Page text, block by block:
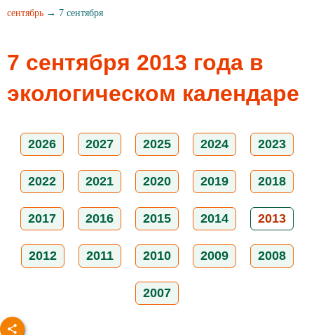
сентябрь → 7 сентября
7 сентября 2013 года в
экологическом календаре
2026 2027 2025 2024 2023
2022 2021 2020 2019 2018
2017 2016 2015 2014 2013
2012 2011 2010 2009 2008
2007